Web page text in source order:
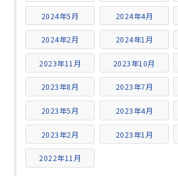
2024年5月 2024年4月
2024年2月 2024年1月
2023年11月 2023年10月
2023年8月 2023年7月
2023年5月 2023年4月
2023年2月 2023年1月
2022年11月